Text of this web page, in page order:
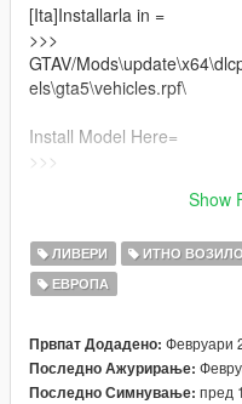
[Ita]Installarla in =
>>>
GTAV/
els\gta5\vehicles.rpf\
Install Model Here=
>>>
4\levels\gta5\vehicles.rpf\
Show
ЛИВЕРИ ИТНО
ЕВРОПА
Првпат Додадено: Февруари
Последно Ажурирање:
Последно Симнување: пред